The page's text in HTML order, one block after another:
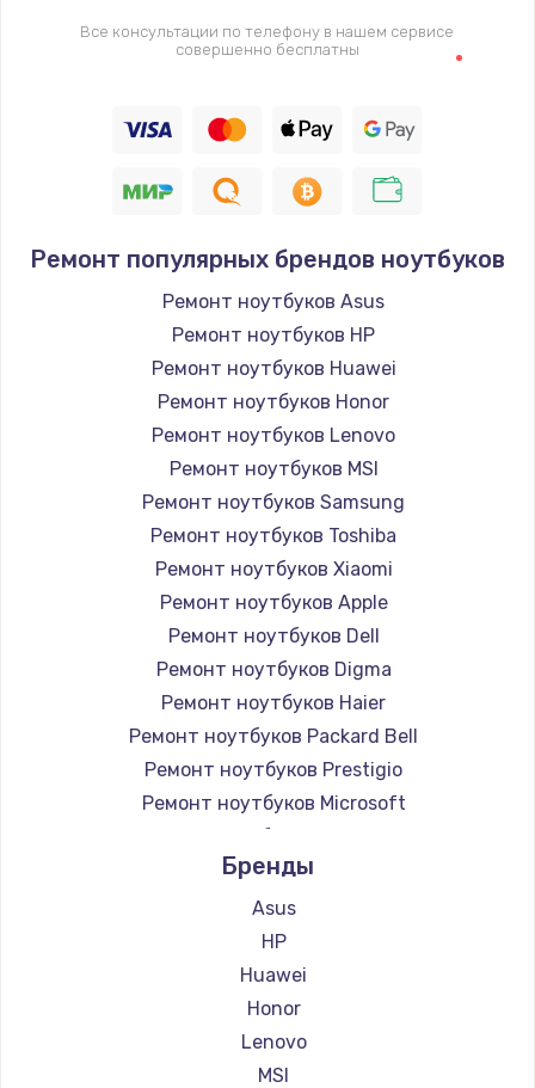
Все консультации по телефону в нашем сервисе
совершенно бесплатны
Ремонт популярных брендов ноутбуков
Ремонт ноутбуков Asus
Ремонт ноутбуков HP
Ремонт ноутбуков Huawei
Ремонт ноутбуков Honor
Ремонт ноутбуков Lenovo
Ремонт ноутбуков MSI
Ремонт ноутбуков Samsung
Ремонт ноутбуков Toshiba
Ремонт ноутбуков Xiaomi
Ремонт ноутбуков Apple
Ремонт ноутбуков Dell
Ремонт ноутбуков Digma
Ремонт ноутбуков Haier
Ремонт ноутбуков Packard Bell
Ремонт ноутбуков Prestigio
Ремонт ноутбуков Microsoft
Ремонт ноутбуков Alienware
Ремонт ноутбуков Aquarius
Ремонт ноутбуков Gigabyte
Ремонт ноутбуков Aorus
Ремонт ноутбуков Maibenben
Ремонт ноутбуков Getac
Ремонт ноутбуков Epson
Ремонт ноутбуков Philips
Бренды
Asus
HP
Huawei
Honor
Lenovo
MSI